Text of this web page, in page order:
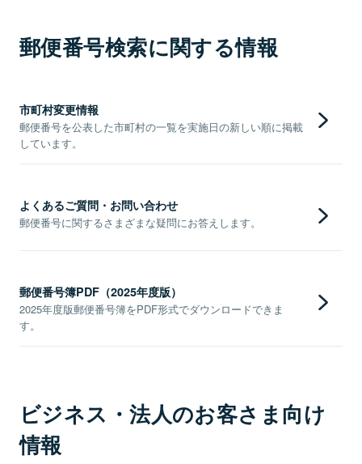
郵便番号検索に関する情報
市町村変更情報
郵便番号を公表した市町村の一覧を実施日の新しい順に掲載
しています。
よくあるご質問・お問い合わせ
郵便番号に関するさまざまな疑問にお答えします。
郵便番号簿PDF（2025年度版）
2025年度版郵便番号簿をPDF形式でダウンロードできま
す。
ビジネス・法人のお客さま向け
情報